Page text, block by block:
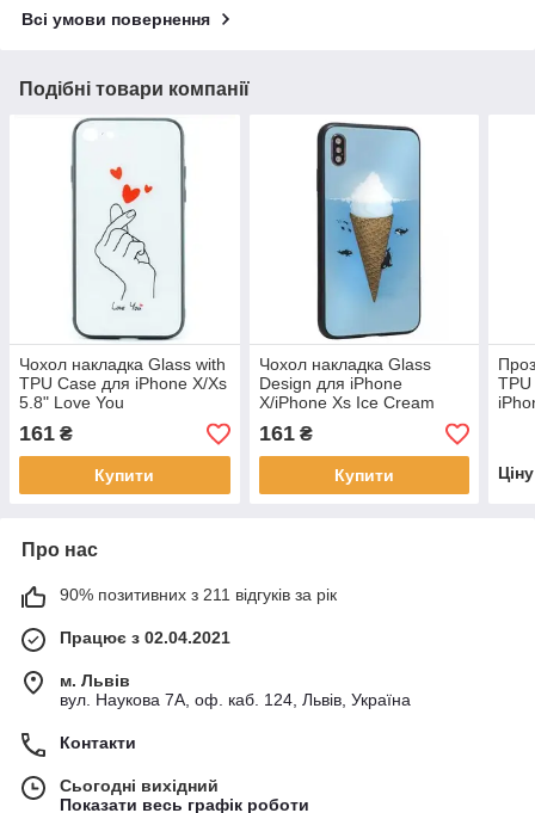
Всі умови повернення
Подібні товари компанії
Чохол накладка Glass with
TPU Case для iPhone X/Xs
5.8" Love You
161 ₴
Купити
Чохол накладка Glass
Design для iPhone
X/iPhone Xs Ice Cream
161₴
Купити
Про нас
90% позитивних з 211 відгуків за рік
Працює з 02.04.2021
м. Львів
вул. Наукова 7А, оф. каб. 124, Львів, Україна
Контакти
Сьогодні вихідний
Показати весь графік роботи